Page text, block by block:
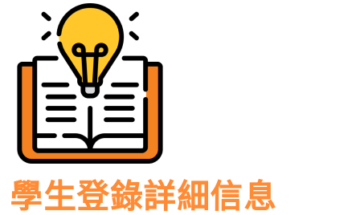
學生登錄詳細信息